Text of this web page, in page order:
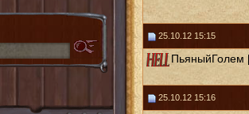
25.10.12 15:15
ПьяныйГолем
25.10.12 15:16